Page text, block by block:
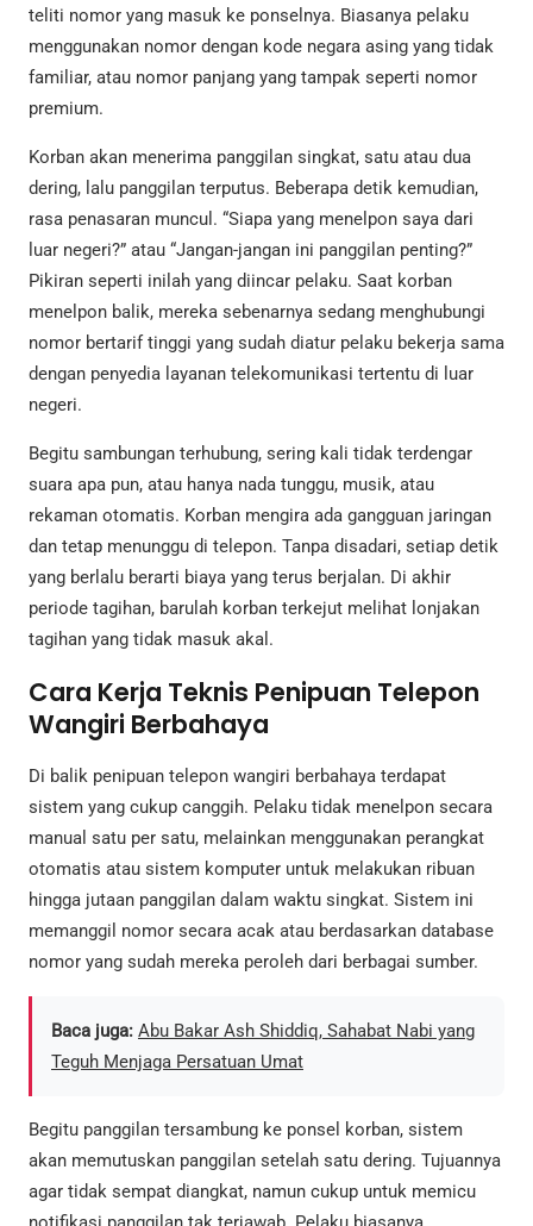
teliti nomor yang masuk ke ponselnya. Biasanya pelaku
menggunakan nomor dengan kode negara asing yang tidak
familiar, atau nomor panjang yang tampak seperti nomor
premium.
Korban akan menerima panggilan singkat, satu atau dua
dering, lalu panggilan terputus. Beberapa detik kemudian,
rasa penasaran muncul. “Siapa yang menelpon saya dari
luar negeri?” atau “Jangan-jangan ini panggilan penting?”
Pikiran seperti inilah yang diincar pelaku. Saat korban
menelpon balik, mereka sebenarnya sedang menghubungi
nomor bertarif tinggi yang sudah diatur pelaku bekerja sama
dengan penyedia layanan telekomunikasi tertentu di luar
negeri.
Begitu sambungan terhubung, sering kali tidak terdengar
suara apa pun, atau hanya nada tunggu, musik, atau
rekaman otomatis. Korban mengira ada gangguan jaringan
dan tetap menunggu di telepon. Tanpa disadari, setiap detik
yang berlalu berarti biaya yang terus berjalan. Di akhir
periode tagihan, barulah korban terkejut melihat lonjakan
tagihan yang tidak masuk akal.
Cara Kerja Teknis Penipuan Telepon
Wangiri Berbahaya
Di balik penipuan telepon wangiri berbahaya terdapat
sistem yang cukup canggih. Pelaku tidak menelpon secara
manual satu per satu, melainkan menggunakan perangkat
otomatis atau sistem komputer untuk melakukan ribuan
hingga jutaan panggilan dalam waktu singkat. Sistem ini
memanggil nomor secara acak atau berdasarkan database
nomor yang sudah mereka peroleh dari berbagai sumber.
Baca juga: Abu Bakar Ash Shiddiq, Sahabat Nabi yang
Teguh Menjaga Persatuan Umat
Begitu panggilan tersambung ke ponsel korban, sistem
akan memutuskan panggilan setelah satu dering. Tujuannya
agar tidak sempat diangkat, namun cukup untuk memicu